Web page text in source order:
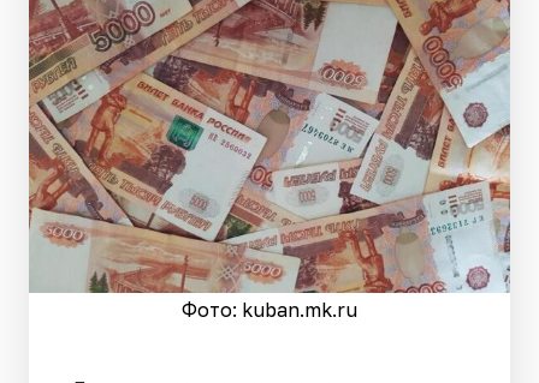
Фото: kuban.mk.ru